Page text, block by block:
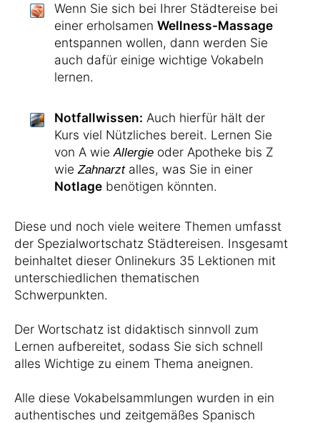
Wenn Sie sich bei Ihrer Städtereise bei
einer erholsamen Wellness-Massage
entspannen wollen, dann werden Sie
auch dafür einige wichtige Vokabeln
lernen.
Notfallwissen: Auch hierfür hält der
Kurs viel Nützliches bereit. Lernen Sie
von A wie Allergie oder Apotheke bis Z
wie Zahnarztalles, was Sie in einer
Notlage benötigen könnten.
Diese und noch viele weitere Themen umfasst
der Spezialwortschatz Städtereisen. Insgesamt
beinhaltet dieser Onlinekurs 35 Lektionen mit
unterschiedlichen thematischen
Schwerpunkten.
Der Wortschatz ist didaktisch sinnvoll zum
Lernen aufbereitet, sodass Sie sich schnell
alles Wichtige zu einem Thema aneignen.
Alle diese Vokabelsammlungen wurden in ein
authentisches und zeitgemäßes Spanisch